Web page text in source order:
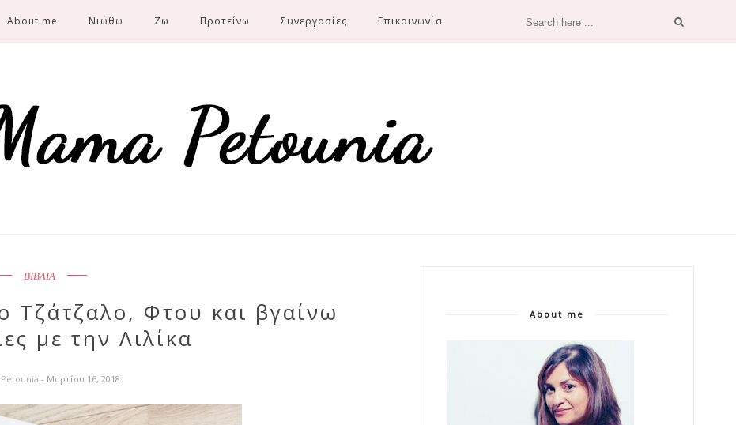
About me Νιώθω Ζω Προτείνω Συνεργασίες Επικοινωνία
ΒΙΒΛΙΑ
Τζάτζαλο, Φτου και βγαίνω
με την Λιλίκα
- Μαρτίου 16, 2018
About me